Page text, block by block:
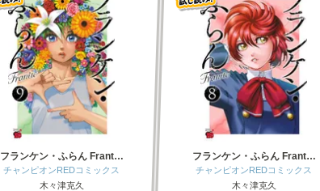
フランケン・ふらん Frant…
チャンピオンREDコミックス
木々津克久
フランケン・ふらん Frant…
チャンピオンREDコミックス
木々津克久